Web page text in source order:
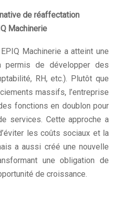
de réaffectation
Machinerie
Machinerie a atteint une
de développer des
RH, etc.). Plutôt que
massifs, l’entreprise
fonctions en doublon pour
services. Cette approche a
les coûts sociaux et la
a aussi créé une nouvelle
une obligation de
de croissance.